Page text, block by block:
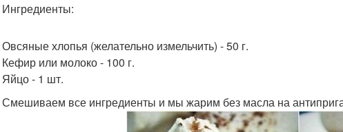
Ингредиенты:
Овсяные хлопья (желательно измельчить) - 50 г.
Кефир или молоко - 100 г.
Яйцо - 1 шт.
Смешиваем все ингредиенты и мы жарим без масла на